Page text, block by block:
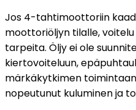
Jos 4-tahtimoottoriin
moottoriöljyn tilalle,
tarpeita. Öljy ei ole
kiertovoiteluun,
märkäkytkimen
nopeutunut kuluminen ja